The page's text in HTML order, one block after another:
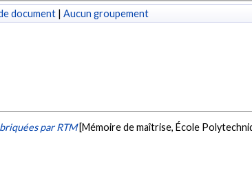
document | Aucun groupement
par RTM [Mémoire de maîtrise, École